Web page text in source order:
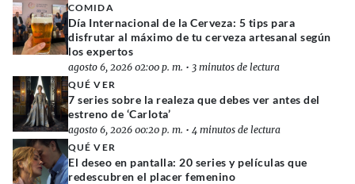
COMIDA
Día Internacional de la Cerveza: 5 tips para
disfrutar al máximo de tu cerveza artesanal según
los expertos
agosto 6, 2026 02:00 p. m. • 3 minutos de lectura
QUÉ VER
7 series sobre la realeza que debes ver antes del
estreno de ‘Carlota’
agosto 6, 2026 00:20 p. m. • 4 minutos de lectura
QUÉ VER
El deseo en pantalla: 20 series y películas que
redescubren el placer femenino